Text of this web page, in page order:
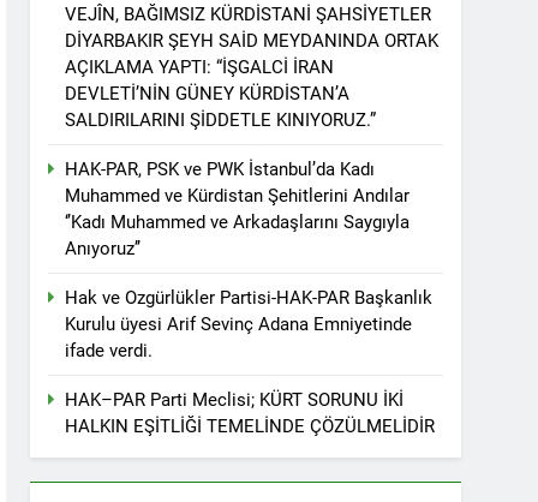
DÜNYA BARIŞ GÜNÜ KUTLU OLSUN
etti
2025’te Hewler’de KDP ALAKAD ile
ASLA VAZ GEÇMEYECEKTİR.’
geçmedi
Kurd li dora polîtîkayên neteweyî
VEJÎN, BAĞIMSIZ KÜRDİSTANİ ŞAHSİYETLER
DİYARBAKIR ŞEYH SAİD MEYDANINDA ORTAK
AÇIKLAMA YAPTI: “İŞGALCİ İRAN
DEVLETİ’NİN GÜNEY KÜRDİSTAN’A
SALDIRILARINI ŞİDDETLE KINIYORUZ.”
HAK-PAR, PSK ve PWK İstanbul’da Kadı
Muhammed ve Kürdistan Şehitlerini Andılar
‘’Kadı Muhammed ve Arkadaşlarını Saygıyla
Anıyoruz’’
Hak ve Ozgürlükler Partisi-HAK-PAR Başkanlık
Kurulu üyesi Arif Sevinç Adana Emniyetinde
ifade verdi.
HAK–PAR Parti Meclisi; KÜRT SORUNU İKİ
HALKIN EŞİTLİĞİ TEMELİNDE ÇÖZÜLMELİDİR